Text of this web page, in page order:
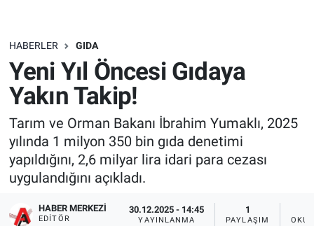
HABERLER GIDA
Yeni Yıl Öncesi Gıdaya
Yakın Takip!
Tarım ve Orman Bakanı İbrahim Yumaklı, 2025
yılında 1 milyon 350 bin gıda denetimi
yapıldığını, 2,6 milyar lira idari para cezası
uygulandığını açıkladı.
HABER MERKEZI
EDITÖR
30.12.2025 - 14:45
YAYINLANMA
1
PAYLAŞIM